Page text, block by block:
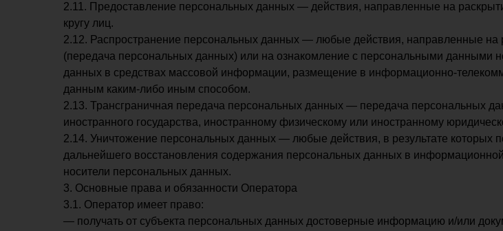
2.11. Предоставление персональных данных — действия, направленные на
кругу лиц.
2.12. Распространение персональных данных — любые действия, направленные на
(передача персональных данных) или на ознакомление с персональными данными
данных в средствах массовой информации, размещение в информационно-
данным каким-либо иным способом.
2.13. Трансграничная передача персональных данных — передача персональных
иностранного государства, иностранному физическому или иностранному
2.14. Уничтожение персональных данных — любые действия, в результате которых
дальнейшего восстановления содержания персональных данных в
носители персональных данных.
3. Основные права и обязанности Оператора
3.1. Оператор имеет право:
— получать от субъекта персональных данных достоверные информацию и/или